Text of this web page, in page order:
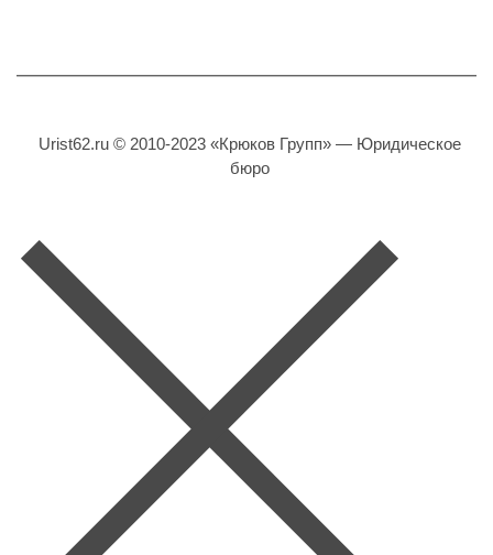
Urist62.ru © 2010-2023 «Крюков Групп» — Юридическое
бюро